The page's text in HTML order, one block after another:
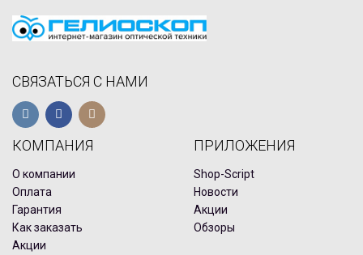
СВЯЗАТЬСЯ С НАМИ
КОМПАНИЯ
О компании
Оплата
Гарантия
Как заказать
Акции
ПРИЛОЖЕНИЯ
Shop-Script
Новости
Акции
Обзоры